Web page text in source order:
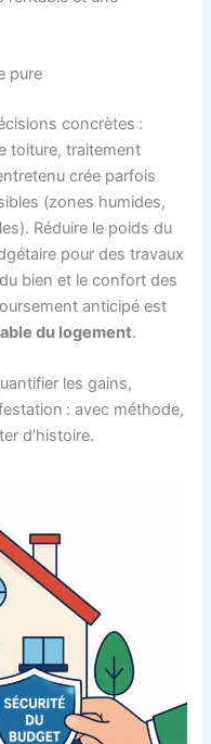
pure
concrètes :
toiture, traitement
crée parfois
(zones humides,
Réduire le poids du
pour des travaux
bien et le confort des
anticipé est
du logement.
les gains,
: avec méthode,
d’histoire.